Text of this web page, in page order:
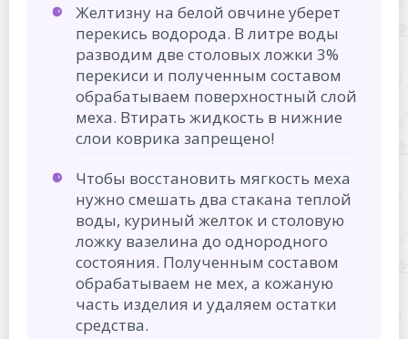
Желтизну на белой овчине уберет
перекись водорода. В литре воды
разводим две столовых ложки 3%
перекиси и полученным составом
обрабатываем поверхностный слой
меха. Втирать жидкость в нижние
слои коврика запрещено!
Чтобы восстановить мягкость меха
нужно смешать два стакана теплой
воды, куриный желток и столовую
ложку вазелина до однородного
состояния. Полученным составом
обрабатываем не мех, а кожаную
часть изделия и удаляем остатки
средства.